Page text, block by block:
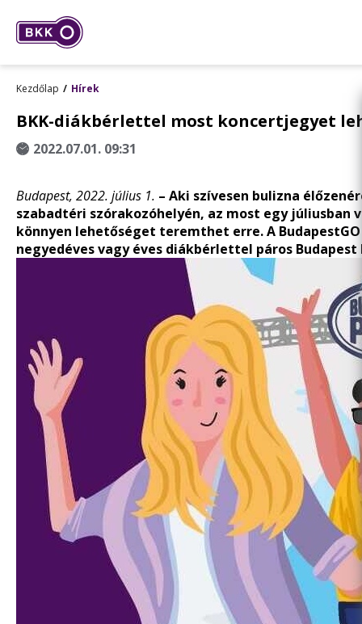
Kezdőlap Hírek
BKK-diákbérlettel most koncertjegyet
2022.07.01. 09:31
Budapest, 2022. július 1. – Aki szívesen bulizna
szabadtéri szórakozóhelyén, az most egy
könnyen lehetőséget teremthet erre. A
negyedéves vagy éves diákbérlettel páros